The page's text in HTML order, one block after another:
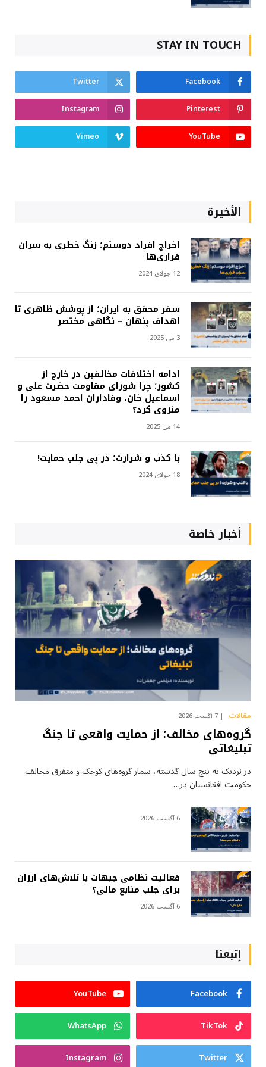
STAY IN TOUCH
Facebook
Twitter
Pinterest
Instagram
YouTube
Vimeo
الأخيرة
اخراج افراد دوستم؛ زنگ خطری به سران
فراری‌ها
12 جولای 2024
سفر محقق به ایران؛ از پوشش ظاهری تا
اهداف پنهان – نگاهی مختصر
3 می 2025
ادامه اختلافات مخالفین در خارج از
کشور؛ چرا شورای مقاومت حضرت علی و
اسماعیل خان، وفاداران احمد مسعود را
منزوی کرد؟
14 می 2025
با کذب و شرارت؛ در پی جلب حمایت!
18 جولای 2024
أخبار خاصة
مقالات 7 آگست 2026
گروه‌های مخالف؛ از حمایت واقعی تا جنگ
تبلیغاتی
در نزدیک به پنج سال گذشته، شمار گروه‌های کوچک و متفرق مخالف
حکومت افغانستان در…
6 آگست 2026
فعالیت نظامی جبهات یا تلاش‌های ارزان
برای جلب منابع مالی؟
6 آگست 2026
إتبعنا
Facebook
YouTube
TikTok
WhatsApp
Twitter
Instagram